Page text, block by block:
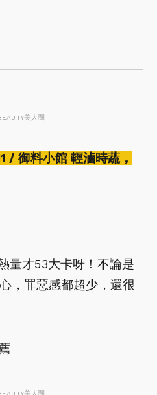
美人圈
/ 御料小館 輕滷時蔬，
量才53大卡呀！不論是
，罪惡感都超少，還很
美人圈